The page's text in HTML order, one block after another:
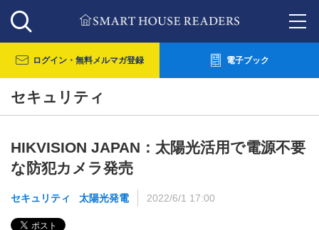
ログイン・ 無料メルマガ登録 電子ブック
セキュリティ
HIKVISION JAPAN：太陽光活用で電源不要
な防犯カメラ発売
セキュリティ 太陽光発電 2022/6/1 17:00